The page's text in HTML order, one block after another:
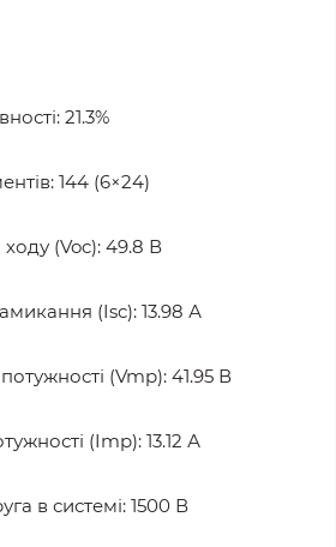
21.3%
144 (6×24)
(Voc): 49.8 В
(Isc): 13.98 А
(Vmp): 41.95 В
(Imp): 13.12 А
в системі: 1500 В